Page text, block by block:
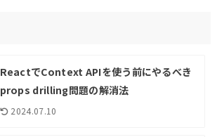
ReactでContext APIを使う前にやるべき
props drilling問題の解消法
2024.07.10